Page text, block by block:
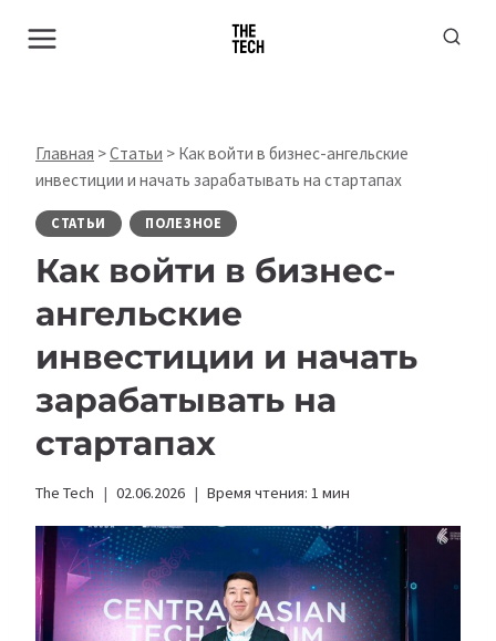
Главная >Статьи > Как войти в бизнес-ангельские
инвестиции и начать зарабатывать на стартапах
СТАТЬИ ПОЛЕЗНОЕ
Как войти в бизнес-
ангельские
инвестиции и начать
зарабатывать на
стартапах
The Tech 02.06.2026 Время чтения: 1 мин